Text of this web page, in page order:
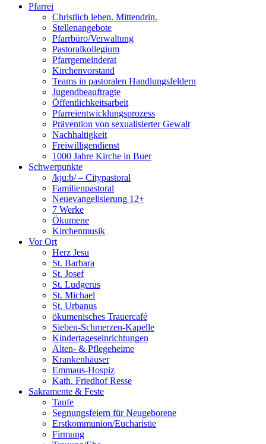
Pfarrei
Christlich leben. Mittendrin.
Stellenangebote
Pfarrbüro/Verwaltung
Pastoralkollegium
Pfarrgemeinderat
Kirchenvorstand
Teams in pastoralen Handlungsfeldern
Jugendbeauftragte
Öffentlichkeitsarbeit
Pfarreientwicklungsprozess
Prävention von sexualisierter Gewalt
Nachhaltigkeit
Freiwilligendienst
1000 Jahre Kirche in Buer
Schwerpunkte
/kju:b/ – Citypastoral
Familienpastoral
Neuevangelisierung 12+
7 Werke
Ökumene
Kirchenmusik
Vor Ort
Herz Jesu
St. Barbara
St. Josef
St. Ludgerus
St. Michael
St. Urbanus
ökumenisches Trauercafé
Sieben-Schmerzen-Kapelle
Kindertageseinrichtungen
Alten- & Pflegeheime
Krankenhäuser
Emmaus-Hospiz
Kath. Friedhof Resse
Sakramente & Feste
Taufe
Segnungsfeiern für Neugeborene
Erstkommunion/Eucharistie
Firmung